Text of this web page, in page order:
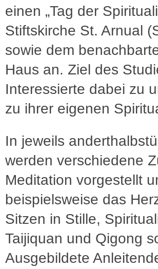
einen „Tag der
Stiftskirche St. Arnual
sowie dem
Haus an. Ziel des
Interessierte dabei zu
zu ihrer eigenen
In jeweils
werden verschiedene
Meditation vorgestellt
beispielsweise das
Sitzen in Stille,
Taijiquan und Qigong
Ausgebildete